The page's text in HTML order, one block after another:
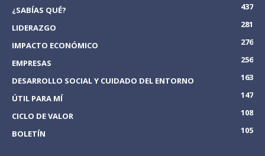
¿SABÍAS QUÉ?
437
LIDERAZGO
281
IMPACTO ECONÓMICO
276
EMPRESAS
256
DESARROLLO SOCIAL Y CUIDADO DEL ENTORNO
163
ÚTIL PARA MÍ
147
CICLO DE VALOR
108
BOLETÍN
105